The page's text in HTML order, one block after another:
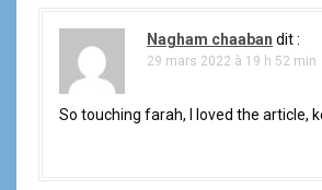
Nagham chaaban dit :
29 mars 2022 à 19 h 52 min
So touching farah, I loved the article,